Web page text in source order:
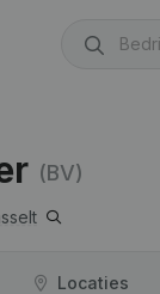
(BV)
Locaties